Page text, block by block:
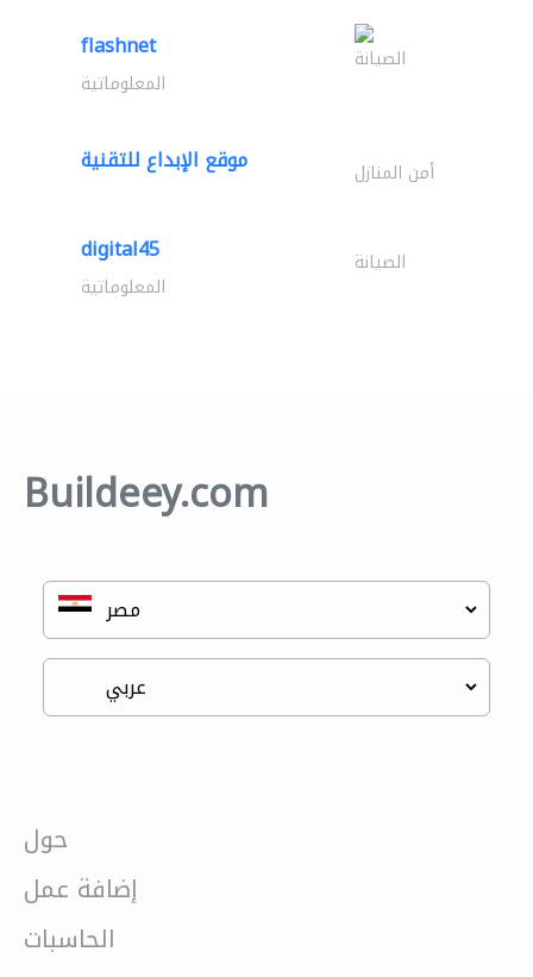
flashnet الصيانة
المعلوماتية
موقع الإبداع للتقنية أمن المنازل
digital45 الصيانة
المعلوماتية
Buildeey.com
حول
إضافة عمل
الحاسبات